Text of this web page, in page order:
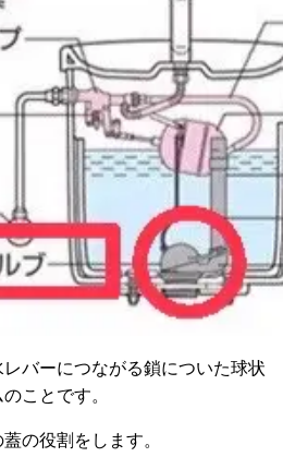
バーにつながる鎖についた球状
ことです。
の役割をします。